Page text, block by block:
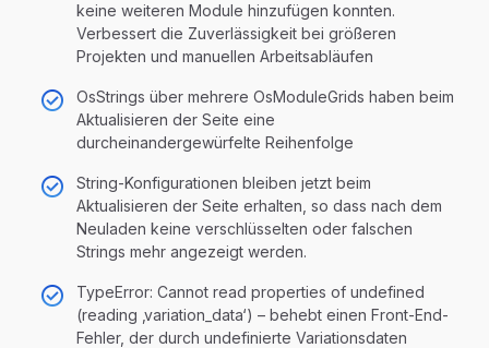
keine weiteren Module hinzufügen konnten.
Verbessert die Zuverlässigkeit bei größeren
Projekten und manuellen Arbeitsabläufen
OsStrings über mehrere OsModuleGrids haben beim
Aktualisieren der Seite eine
durcheinandergewürfelte Reihenfolge
String-Konfigurationen bleiben jetzt beim
Aktualisieren der Seite erhalten, so dass nach dem
Neuladen keine verschlüsselten oder falschen
Strings mehr angezeigt werden.
TypeError: Cannot read properties of undefined
(reading ‚variation_data‘) – behebt einen Front-End-
Fehler, der durch undefinierte Variationsdaten